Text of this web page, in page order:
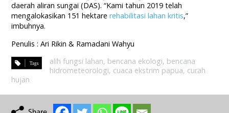
daerah aliran sungai (DAS). “Kami tahun 2019 telah
mengalokasikan 151 hektarerehabilitasi lahan kritis,”
imbuhnya.
Penulis : Ari Rikin & Ramadani Wahyu
alih fungsi lahan, bencana ekologi, bencana
hidrometeorologi, cuaca ekstrim papua, curah
hujan